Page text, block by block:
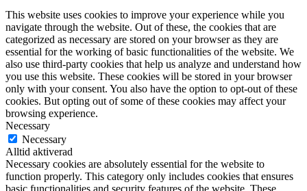
This website uses cookies to improve your experience while you
navigate through the website. Out of these, the cookies that are
categorized as necessary are stored on your browser as they are
essential for the working of basic functionalities of the website. We
also use third-party cookies that help us analyze and understand how
you use this website. These cookies will be stored in your browser
only with your consent. You also have the option to opt-out of these
cookies. But opting out of some of these cookies may affect your
browsing experience.
Necessary
Necessary
Alltid aktiverad
Necessary cookies are absolutely essential for the website to
function properly. This category only includes cookies that ensures
basic functionalities and security features of the website. These